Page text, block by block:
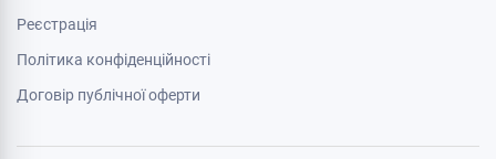
Реєстрація
Політика конфіденційності
Договір публічної оферти